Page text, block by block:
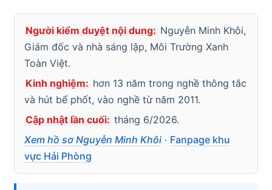
Người kiểm duyệt nội dung: Nguyễn Minh Khôi,
Giám đốc và nhà sáng lập, Môi Trường Xanh
Toàn Việt.
Kinh nghiệm: hơn 13 năm trong nghề thông tắc
và hút bể phốt, vào nghề từ năm 2011.
Cập nhật lần cuối: tháng 6/2026.
Xem hồ sơ Nguyễn Minh Khôi · Fanpage khu
vực Hải Phòng